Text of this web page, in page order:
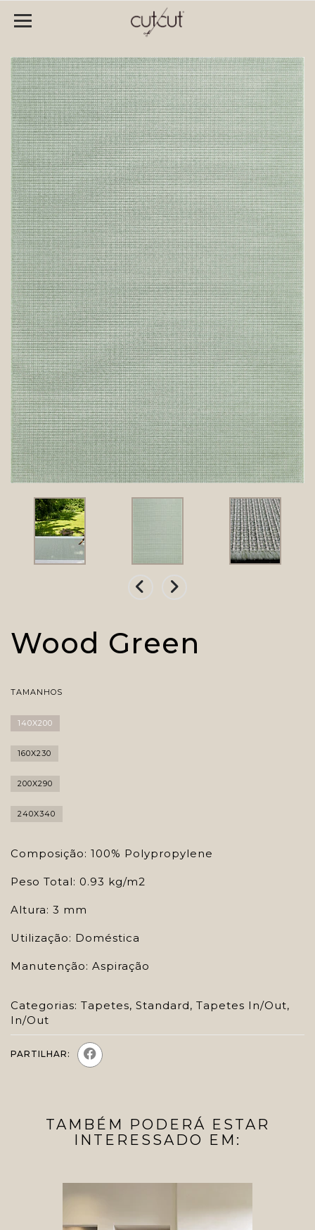
Wood Green
TAMANHOS
140X200
160X230
200X290
240X340
Composição: 100% Polypropylene
Peso Total: 0.93 kg/m2
Altura: 3 mm
Utilização: Doméstica
Manutenção: Aspiração
Categorias: Tapetes, Standard, Tapetes In/Out,
In/Out
PARTILHAR:
TAMBÉM PODERÁ ESTAR
INTERESSADO EM: